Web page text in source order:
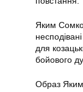
Яким Сомко
для
бойового
Образ